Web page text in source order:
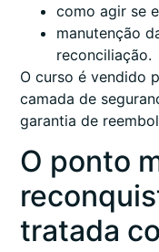
como agir se
manutenção
reconciliação.
O curso é vendido
camada de
garantia de
O ponto
tratada